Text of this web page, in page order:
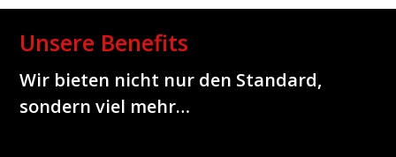
Unsere Benefits
Wir bieten nicht nur den Standard,
sondern viel mehr…